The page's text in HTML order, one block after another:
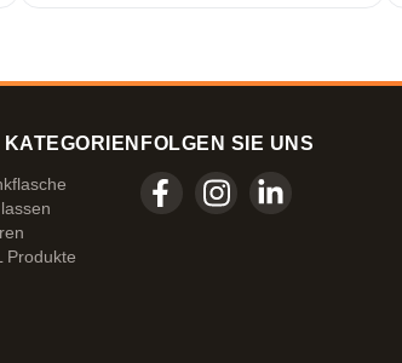
Produkte
FOLGEN SIE UNS